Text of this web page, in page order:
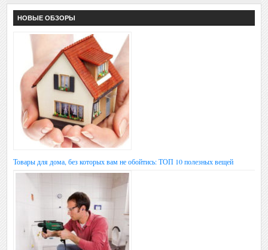
НОВЫЕ ОБЗОРЫ
Товары для дома, без которых вам не обойтись: ТОП 10 полезных вещей